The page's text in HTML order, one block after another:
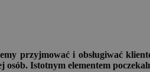
przyjmować i obsługiwać
Istotnym elementem